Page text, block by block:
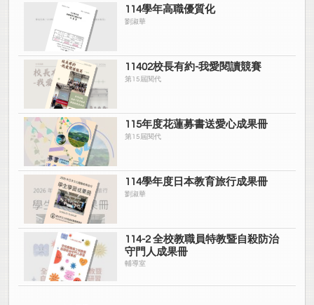
114學年高職優質化
劉淑華
11402校長有約-我愛閱讀競賽
第15屆閱代
115年度花蓮募書送愛心成果冊
第15屆閱代
114學年度日本教育旅行成果冊
劉淑華
114-2 全校教職員特教暨自殺防治
守門人成果冊
輔導室